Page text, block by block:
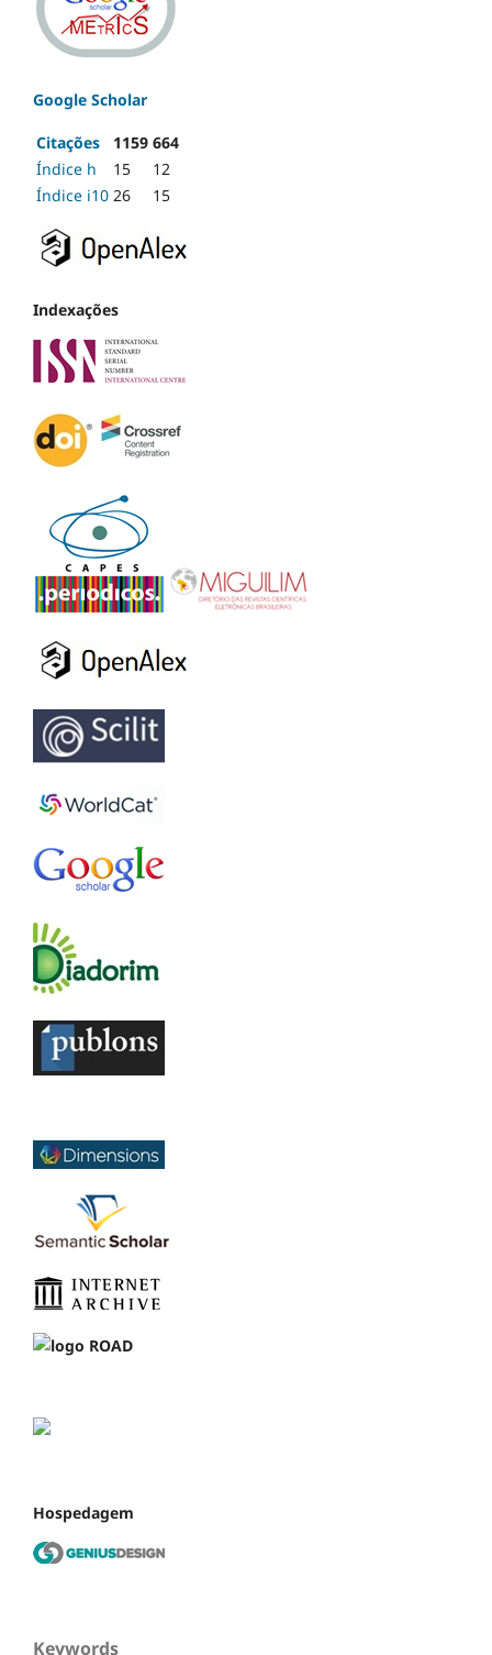
Google Scholar
Citações 1159 664
Índice h
15
12
Índice i10 26 15
Indexações
Hospedagem
Keywords